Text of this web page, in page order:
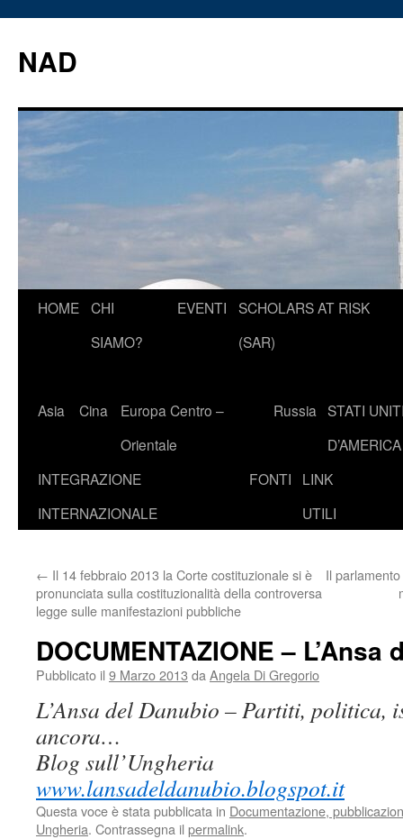
contenuto
NAD
HOME CHI
SIAMO?
EVENTI
SCHOLARS AT RISK
(SAR)
Asia Cina
Europa Centro –
Orientale
Russia STATI
D’AMERICA
INTEGRAZIONE
INTERNAZIONALE
FONTI
LINK
UTILI
← Il 14 febbraio 2013 la Corte costituzionale si è
pronunciata sulla costituzionalità della controversa
legge sulle manifestazioni pubbliche
Il
DOCUMENTAZIONE – L’Ansa
Pubblicato il 9 Marzo 2013 da Angela Di Gregorio
L’Ansa del Danubio – Partiti, politica,
ancora…
Blog sull’Ungheria
www.lansadeldanubio.blogspot.it
Questa voce è stata pubblicata in Documentazione,
Ungheria. Contrassegna il permalink.